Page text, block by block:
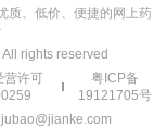
质、低价、便捷的网上药
rights reserved
营许可
粤ICP备
19121705号